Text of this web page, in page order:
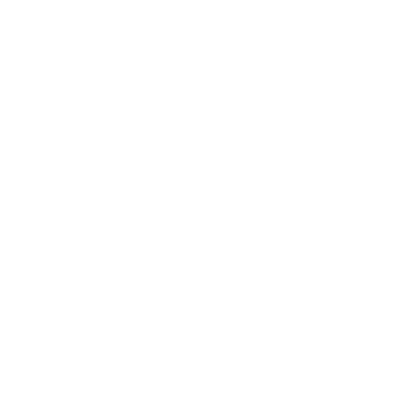
de bilan de compétences.
(recherches, enquêtes-métiers, etc.) à réaliser